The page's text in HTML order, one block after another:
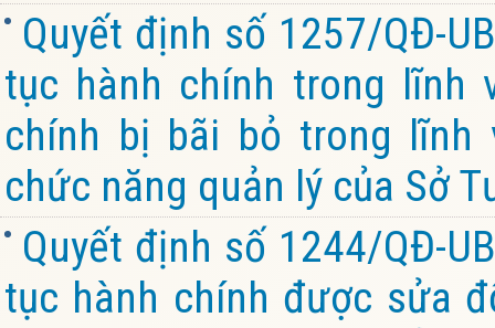
Quyết định số 1257/QĐ-
tục hành chính trong lĩnh
chính bị bãi bỏ trong lĩnh
chức năng quản lý của Sở
Quyết định số 1244/QĐ-
tục hành chính được sửa